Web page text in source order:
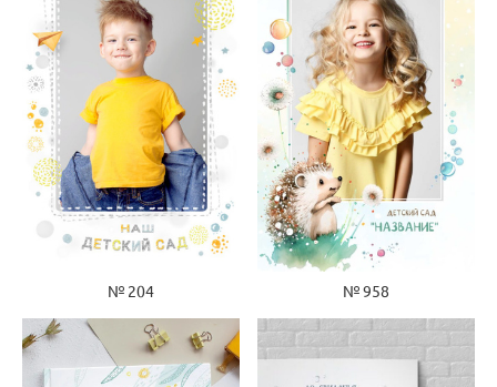
№ 204 № 958